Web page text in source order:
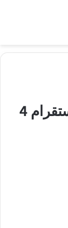
4 تطبيقات زيادة لايكات انستقرام